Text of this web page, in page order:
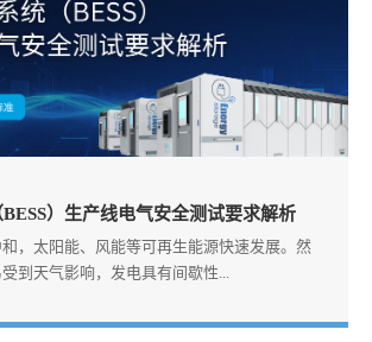
）生产线电气安全测试要求解析
，太阳能、风能等可再生能源快速发展。然
到天气影响，发电具有间歇性...